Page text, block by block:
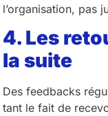
l’organisation, pas
4. Les
la suite
Des feedbacks
tant le fait de